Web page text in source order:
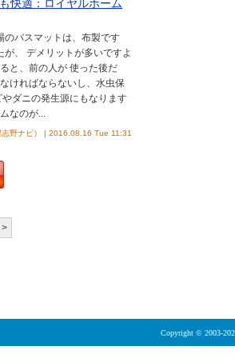
快適：ロイヤルホーム
バスマットは、布製です
、 デメリットが多いですよ
と、前の人が 使った後だ
ければならないし、水虫保
ダニの発生源にもなります
なのが...
志野ナビ） | 2016.08.16 Tue 11:31
>
Copyright © 2003-